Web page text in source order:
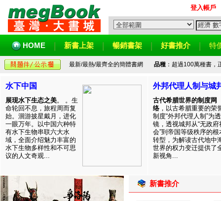
登入帳戶
HOME 新書上架 暢銷書架 好書推介 特
最新/最熱/最齊全的簡體書網 品種：超過100萬種書，
水下中国
展现水下生态之美。 。生
命轮回不息，旅程周而复
始。洄游披星戴月，进化
一眼万年。以中国六种特
有水下生物串联六大水
域，全面介绍魅力丰富的
水下生物多样性和不可思
议的人文奇观...
外邦代理人制与城
古代希腊世界的制度网
络 ，以古希腊重要的荣
制度“外邦代理人制”为透
镜，透视城邦从“无政府
会”到帝国等级秩序的根
转型，为解读古代地中
世界的权力变迁提供了
新视角...
新書推介